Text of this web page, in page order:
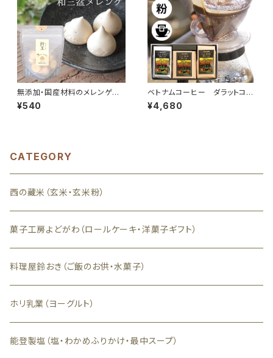
無添加・国産材料のメレンゲ菓
子 菓子工房よどがわ 鈴玉
ぷれーん(10個入り)スタンドパッ
¥540
ベトナムコーヒー ダラットコー
ヒー詰合せギフト (小) （ 豆
200g ・粉 中挽き200ｇ・個包
¥4,680
CATEGORY
西の藏米（玄米・玄米粉）
菓子工房よどがわ（ロールケーキ・洋菓子ギフト）
料理屋鈴おき（ご飯のお供・水菓子）
ホリ乳業（ヨーグルト）
能登製塩（塩・わかめふりかけ・最中スープ）